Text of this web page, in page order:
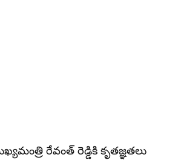
రేవంత్ రెడ్డికి కృతజ్ఞతలు